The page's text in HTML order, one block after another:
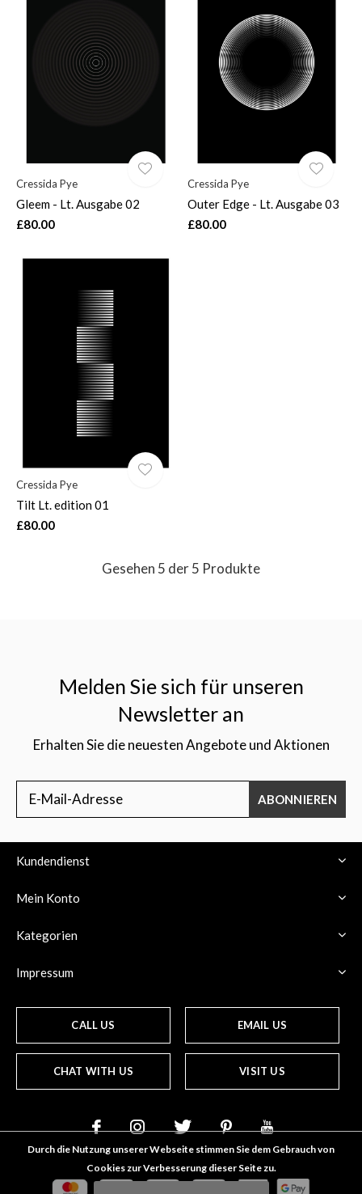
Cressida Pye
Gleem - Lt. Ausgabe 02
£80.00
Cressida Pye
Outer Edge - Lt. Ausgabe 03
£80.00
Cressida Pye
Tilt Lt. edition 01
£80.00
Gesehen 5 der 5 Produkte
Melden Sie sich für unseren
Newsletter an
Erhalten Sie die neuesten Angebote und Aktionen
ABONNIEREN
Kundendienst
Mein Konto
Kategorien
Impressum
CALL US EMAIL US
CHAT WITH US VISIT US
Durch die Nutzung unserer Webseite stimmen Sie dem Gebrauch von
Cookies zur Verbesserung dieser Seite zu.